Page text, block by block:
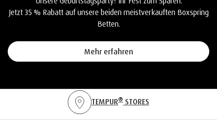
Jetzt 35 % Rabatt auf unsere beiden meistverkauften Boxspring
Betten.
Mehr erfahren
TEMPUR® STORES